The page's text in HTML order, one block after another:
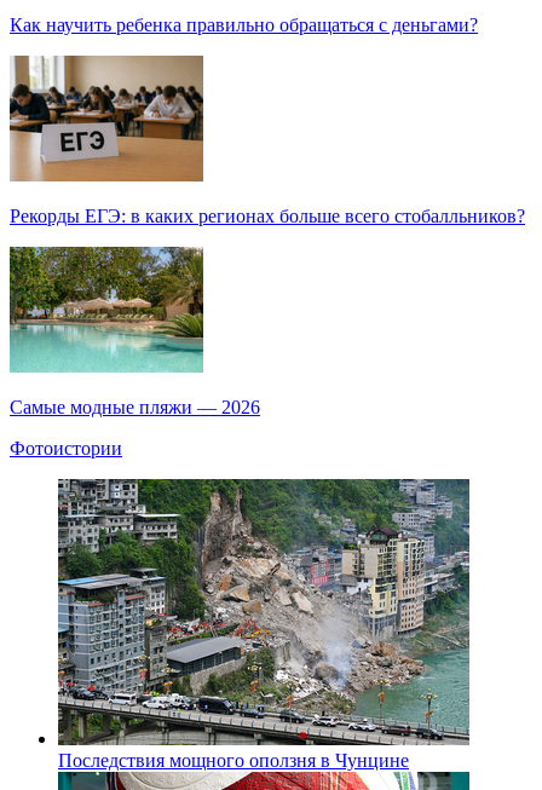
Как научить ребенка правильно обращаться с деньгами?
Рекорды ЕГЭ: в каких регионах больше всего стобалльников?
Самые модные пляжи — 2026
Фотоистории
Последствия мощного оползня в Чунцине